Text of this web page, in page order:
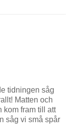
tidningen såg
Matten och
kom fram till att
såg vi små spår